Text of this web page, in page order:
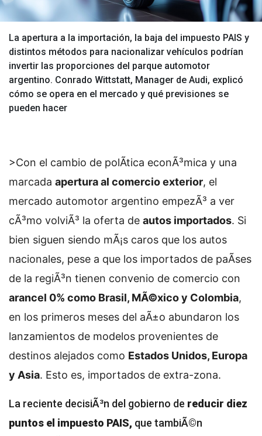
La apertura a la importación, la baja del impuesto PAIS y
distintos métodos para nacionalizar vehículos podrían
invertir las proporciones del parque automotor
argentino. Conrado Wittstatt, Manager de Audi, explicó
cómo se opera en el mercado y qué previsiones se
pueden hacer
>Con el cambio de polÃ­tica econÃ³mica y una
marcada apertura al comercio exterior, el
mercado automotor argentino empezÃ³ a ver
cÃ³mo volviÃ³ la oferta de autos importados. Si
bien siguen siendo mÃ¡s caros que los autos
nacionales, pese a que los importados de paÃ­ses
de la regiÃ³n tienen convenio de comercio con
arancel 0% como Brasil, MÃ©xico y Colombia,
en los primeros meses del aÃ±o abundaron los
lanzamientos de modelos provenientes de
destinos alejados como Estados Unidos, Europa
y Asia. Esto es, importados de extra-zona.
La reciente decisiÃ³n del gobierno de reducir diez
puntos el impuesto PAIS, que tambiÃ©n